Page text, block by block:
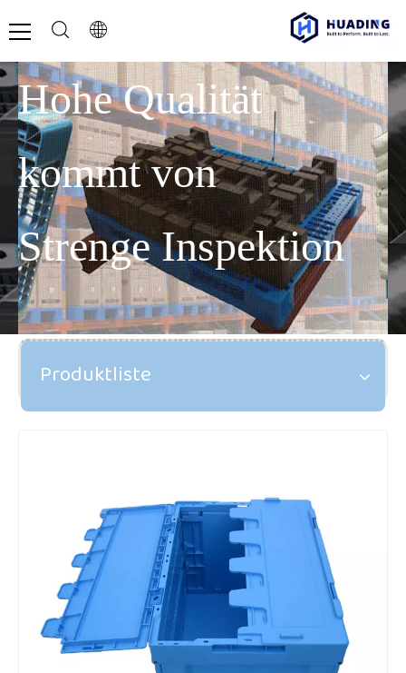
Hohe Qualität
kommt von
Strenge Inspektion
Produktliste